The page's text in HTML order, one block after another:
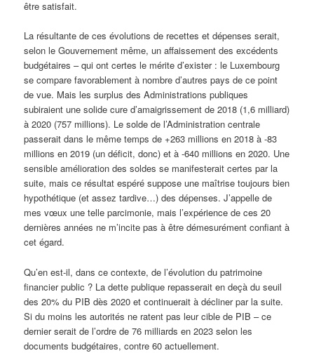
être satisfait.
La résultante de ces évolutions de recettes et dépenses serait,
selon le Gouvernement même, un affaissement des excédents
budgétaires – qui ont certes le mérite d’exister : le Luxembourg
se compare favorablement à nombre d’autres pays de ce point
de vue. Mais les surplus des Administrations publiques
subiraient une solide cure d’amaigrissement de 2018 (1,6 milliard)
à 2020 (757 millions). Le solde de l’Administration centrale
passerait dans le même temps de +263 millions en 2018 à -83
millions en 2019 (un déficit, donc) et à -640 millions en 2020. Une
sensible amélioration des soldes se manifesterait certes par la
suite, mais ce résultat espéré suppose une maîtrise toujours bien
hypothétique (et assez tardive…) des dépenses. J’appelle de
mes vœux une telle parcimonie, mais l’expérience de ces 20
dernières années ne m’incite pas à être démesurément confiant à
cet égard.
Qu’en est-il, dans ce contexte, de l’évolution du patrimoine
financier public ? La dette publique repasserait en deçà du seuil
des 20% du PIB dès 2020 et continuerait à décliner par la suite.
Si du moins les autorités ne ratent pas leur cible de PIB – ce
dernier serait de l’ordre de 76 milliards en 2023 selon les
documents budgétaires, contre 60 actuellement.